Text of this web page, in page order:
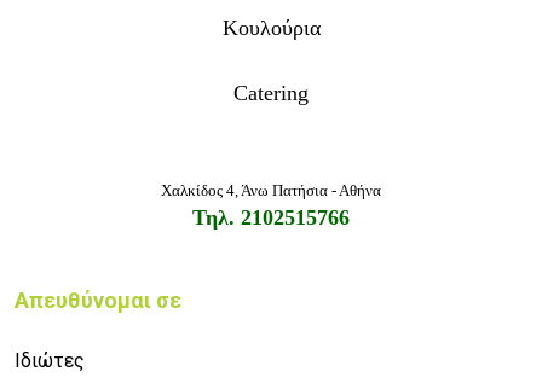
Κουλούρια
Catering
Χαλκίδος 4, Άνω Πατήσια - Αθήνα
Τηλ. 2102515766
Απευθύνομαι σε
Ιδιώτες